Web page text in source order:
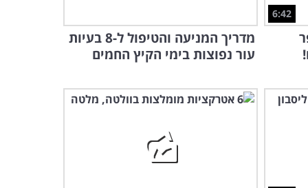
2:42
להכיר
3:45
צאו למסע בפינה מרהיבה של
רומא...
הבריכה הטבעית הזו היא
המקום המושלם לבילוי בסוף
השבוע החם!
6:42
מדריך המניעה והטיפול ל-8 בעיות
עור נפוצות בימי הקיץ החמים